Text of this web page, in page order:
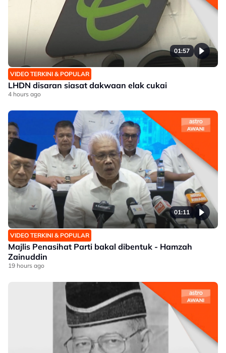
01:57
VIDEO TERKINI & POPULAR
LHDN disaran siasat dakwaan elak cukai
4 hours ago
01:11
VIDEO TERKINI & POPULAR
Majlis Penasihat Parti bakal dibentuk - Hamzah
Zainuddin
19 hours ago